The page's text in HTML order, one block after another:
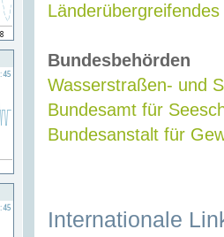
Bundesbehörden
Wasserstraßen- und
Bundesamt für
Bundesanstalt für
Internationale